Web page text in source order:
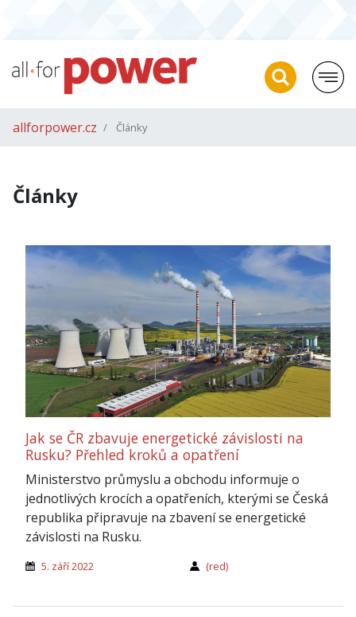
allforpower.cz Články
Články
Jak se ČR zbavuje energetické závislosti na
Rusku? Přehled kroků a opatření
Ministerstvo průmyslu a obchodu informuje o
jednotlivých krocích a opatřeních, kterými se Česká
republika připravuje na zbavení se energetické
závislosti na Rusku.
5. září 2022 (red)